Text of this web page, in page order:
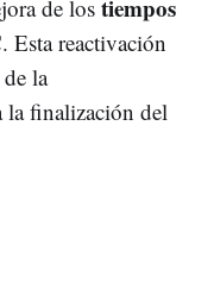
de los tiempos
Esta reactivación
la
la finalización del